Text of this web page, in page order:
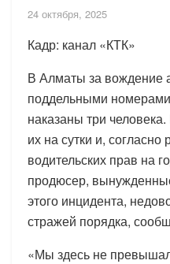
24 октября, 2025
Кадр: канал «КТК»
В Алматы за вождение
поддельными
наказаны три
их на сутки и,
водительских прав на
продюсер,
этого инцидента,
стражей порядка,
«Мы здесь не